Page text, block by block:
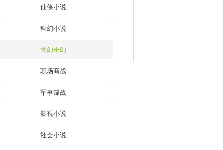
仙侠小说
科幻小说
玄幻奇幻
职场商战
军事谍战
影视小说
社会小说